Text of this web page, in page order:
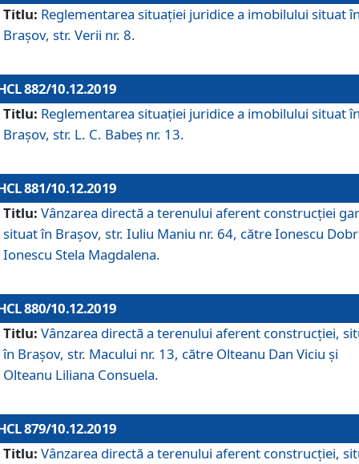
Titlu: Reglementarea situației juridice a imobilului situat
Brașov, str. Verii nr. 8.
882/10.12.2019
Titlu: Reglementarea situației juridice a imobilului situat
Brașov, str. L. C. Babeș nr. 13.
881/10.12.2019
Titlu: Vânzarea directă a terenului aferent construcției
situat în Brașov, str. Iuliu Maniu nr. 64, către Ionescu
Ionescu Stela Magdalena.
880/10.12.2019
Titlu: Vânzarea directă a terenului aferent construcției,
în Brașov, str. Macului nr. 13, către Olteanu Dan Viciu și
Olteanu Liliana Consuela.
879/10.12.2019
Titlu: Vânzarea directă a terenului aferent construcției,